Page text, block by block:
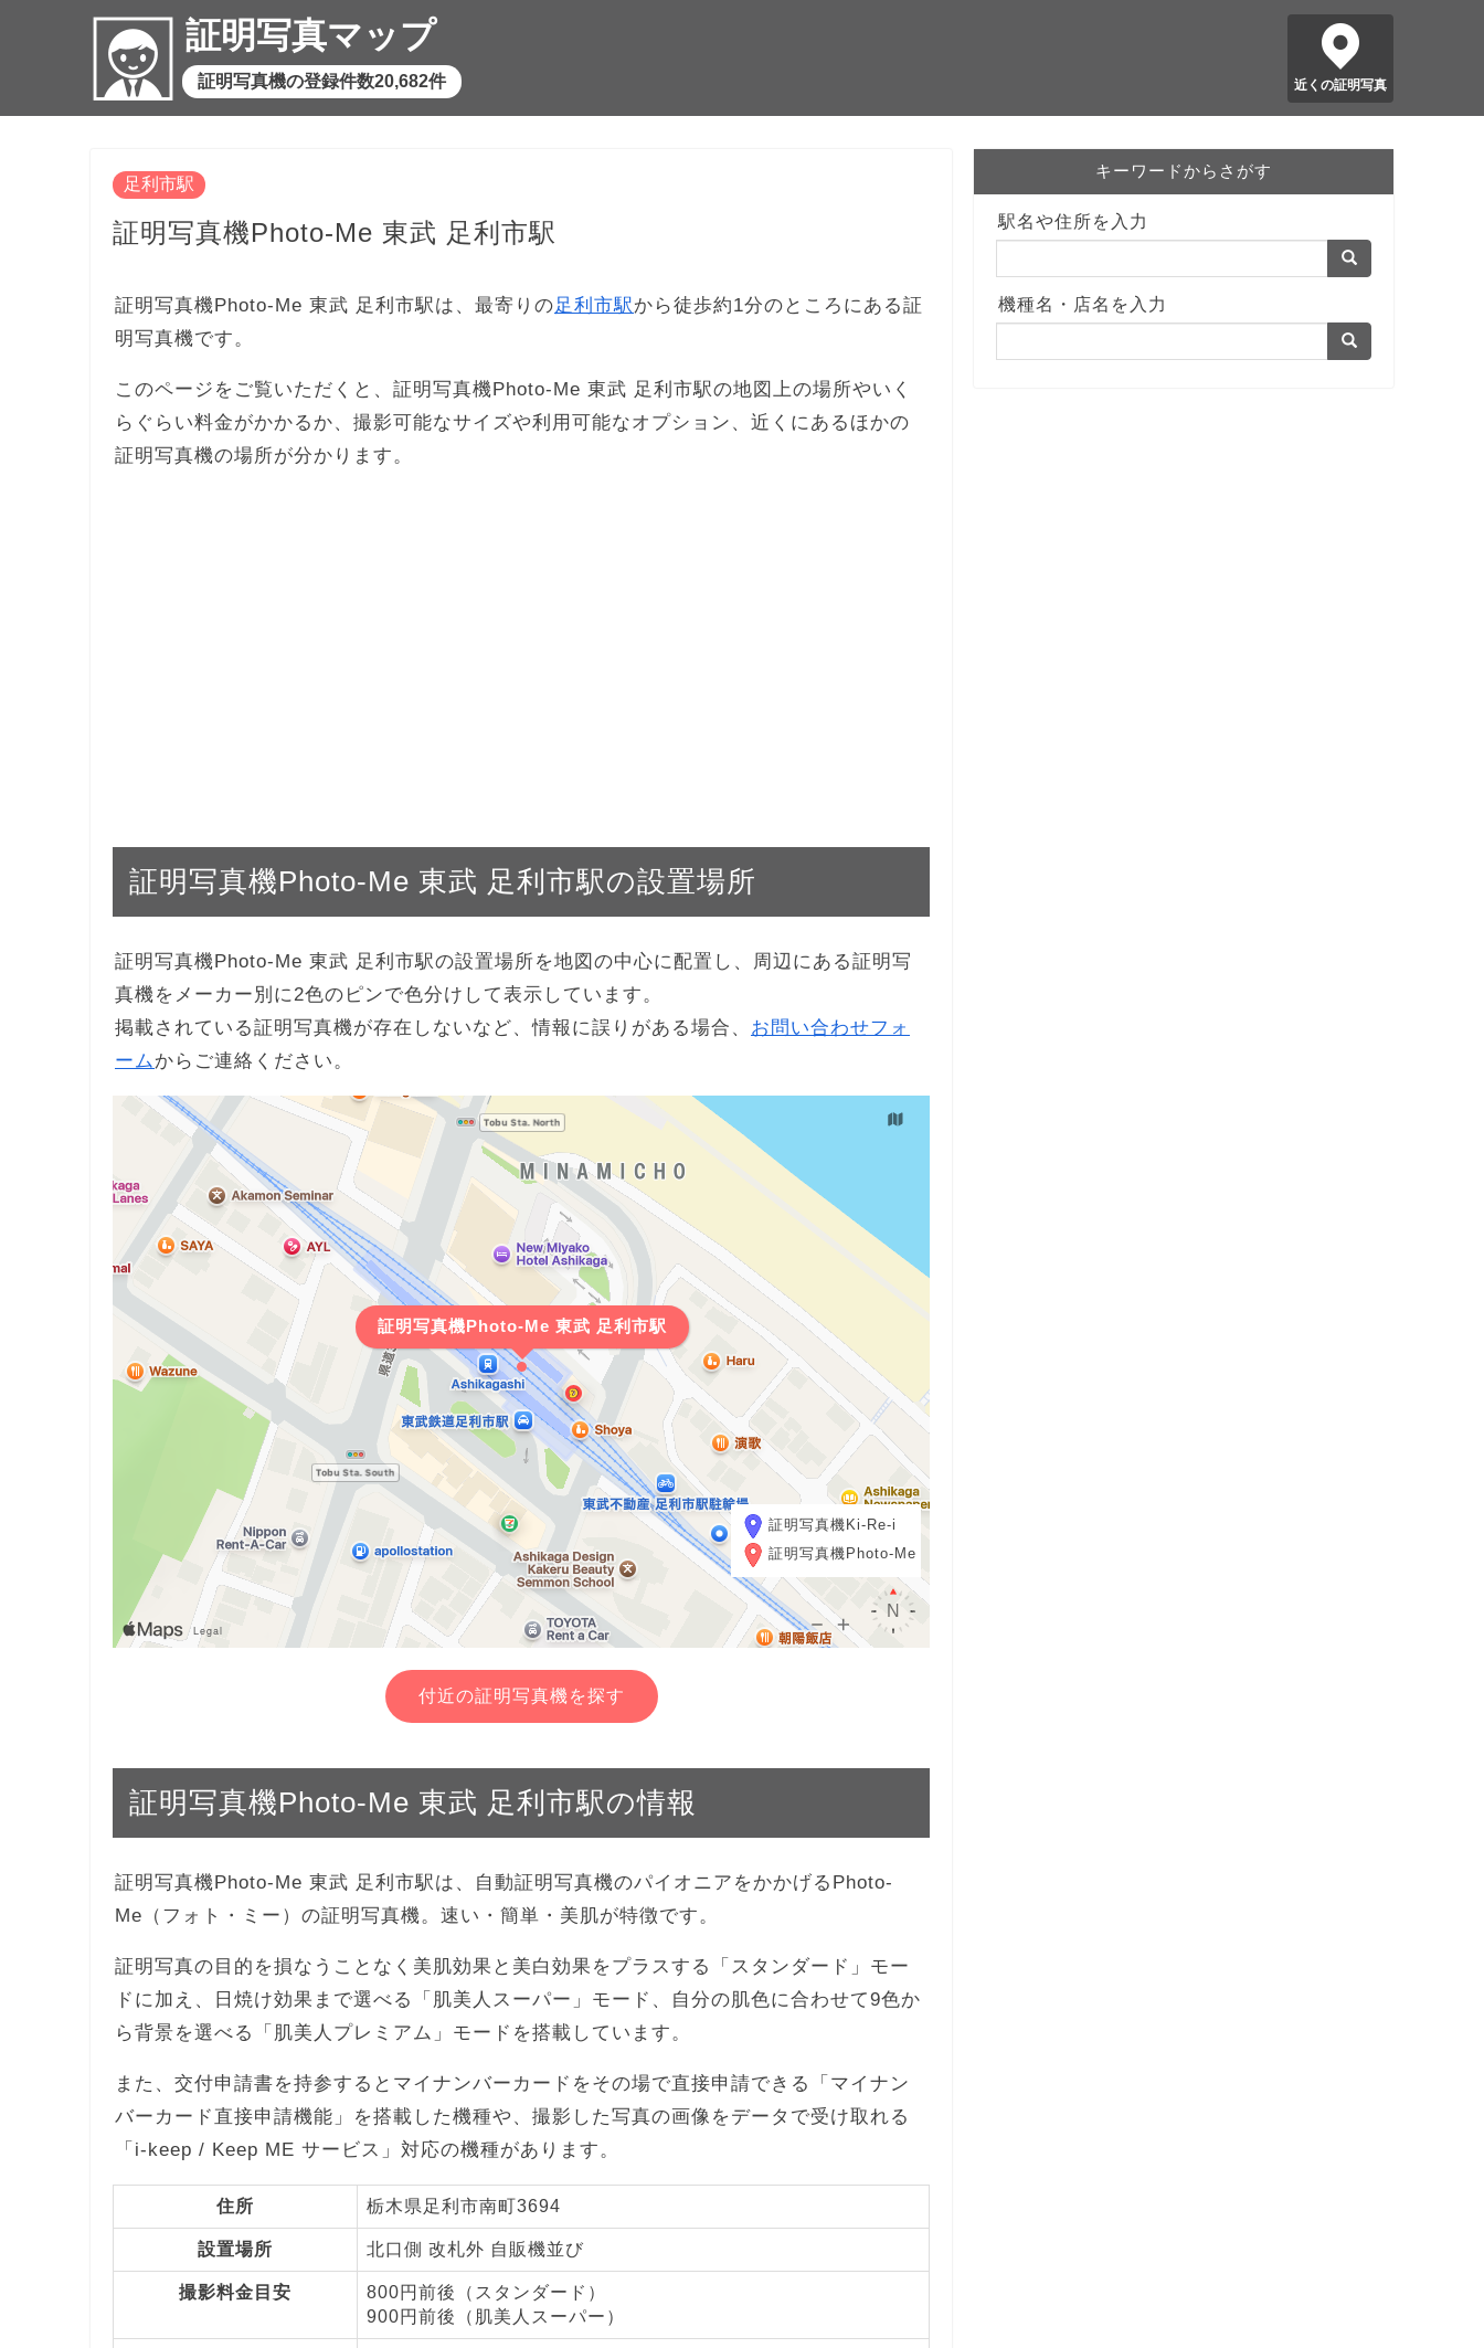
証明写真マップ
証明写真機の登録件数20,682件 近くの証明写真
足利市駅
証明写真機Photo-Me 東武 足利市駅
証明写真機Photo-Me 東武 足利市駅は、最寄りの足利市駅から徒歩約1分のところにある証
明写真機です。
このページをご覧いただくと、証明写真機Photo-Me 東武 足利市駅の地図上の場所やいく
らぐらい料金がかかるか、撮影可能なサイズや利用可能なオプション、近くにあるほかの
証明写真機の場所が分かります。
証明写真機Photo-Me 東武 足利市駅の設置場所
証明写真機Photo-Me 東武 足利市駅の設置場所を地図の中心に配置し、周辺にある証明写
真機をメーカー別に2色のピンで色分けして表示しています。
掲載されている証明写真機が存在しないなど、情報に誤りがある場合、 お問い合わせフォ
ーム からご連絡ください。
証明写真機Photo-Me 東武 足利市駅
証明写真機Ki-Re-i
証明写真機Photo-Me
付近の証明写真機を探す
証明写真機Photo-Me 東武 足利市駅の情報
証明写真機Photo-Me 東武 足利市駅は、自動証明写真機のパイオニアをかかげるPhoto-
Me（フォト・ミー）の証明写真機。速い・簡単・美肌が特徴です。
証明写真の目的を損なうことなく美肌効果と美白効果をプラスする「スタンダード」モー
ドに加え、日焼け効果まで選べる「肌美人スーパー」モード、自分の肌色に合わせて9色か
ら背景を選べる「肌美人プレミアム」モードを搭載しています。
また、交付申請書を持参するとマイナンバーカードをその場で直接申請できる「マイナン
バーカード直接申請機能」を搭載した機種や、撮影した写真の画像をデータで受け取れる
「i-keep / Keep ME サービス」対応の機種があります。
住所 栃木県足利市南町3694
設置場所 北口側 改札外 自販機並び
撮影料金目安
800円前後（スタンダード）
900円前後（肌美人スーパー）
キーワードからさがす
駅名や住所を入力
機種名・店名を入力